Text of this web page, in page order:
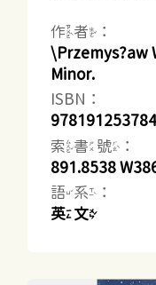
作者：
\Przemys?aw
Minor.
ISBN：
索書號：
891.8538
語系：
英文